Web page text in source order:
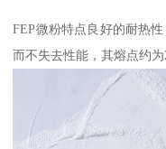
FEP微粉特点良好的耐热
而不失去性能，其熔点约为